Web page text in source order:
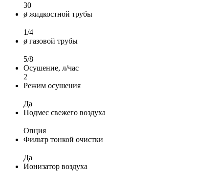
30
ø жидкостной трубы
1/4
ø газовой трубы
5/8
Осушение, л/час
2
Режим осушения
Да
Подмес свежего воздуха
Опция
Фильтр тонкой очистки
Да
Ионизатор воздуха